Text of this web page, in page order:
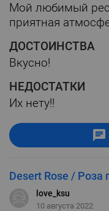
Мой любимый
приятная
ДОСТОИНСТВА
Вкусно!
НЕДОСТАТКИ
Их нету!!
Desert Rose / Роза
love_ksu
10 августа 2022